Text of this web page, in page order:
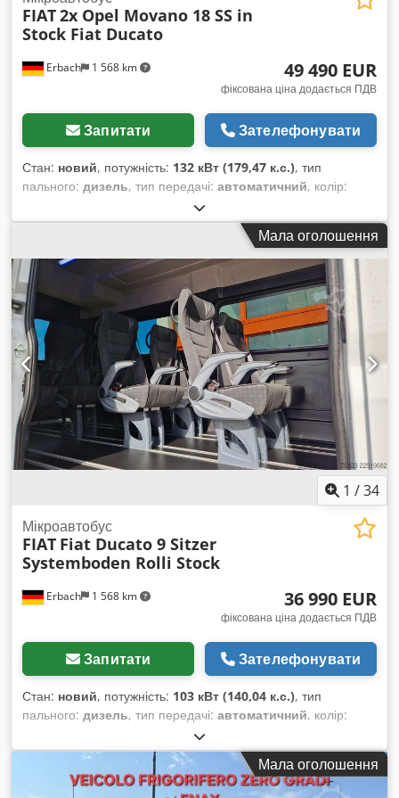
Erbach 1 568 km
FIAT2x Opel Movano 18 SS in
Stock Fiat Ducato
49 490 EUR
фіксована ціна додається ПДВ
Запитати Зателефонувати
Стан: новий, потужність: 132 кВт (179,47 к.с.), тип
пального: дизель, тип передачі: автоматичний, колір:
, Рік виготовлення:
Обладнання:ABS, електронна програма стабільності
Мала оголошення
1 /34
Erbach 1 568 km
Мікроавтобус
FIAT Fiat Ducato 9 Sitzer
Systemboden Rolli Stock
36 990 EUR
фіксована ціна додається ПДВ
Запитати Зателефонувати
Стан: новий, потужність: 103 кВт (140,04 к.с.), тип
пального: дизель, тип передачі: автоматичний, колір:
, Рік виготовлення:
Обладнання:ABS, електронна програма стабільності
(ESP), кондиціонер, фільтр сажі, Мала оголошення